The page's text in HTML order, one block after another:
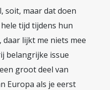
soit, maar dat doen
tijd tijdens hun
lijkt me niets mee
belangrijke issue
groot deel van
Europa als je eerst